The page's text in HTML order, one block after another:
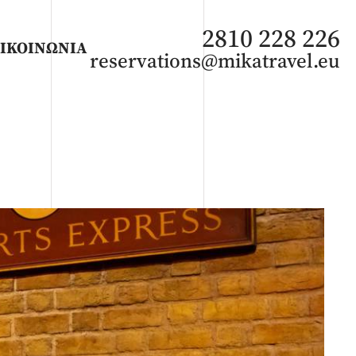
Άνοιξη 2027 Καλοκαίρι 2026
ΑΦΡΙΚΗ
2810 228 226
reservations@mikatravel.eu